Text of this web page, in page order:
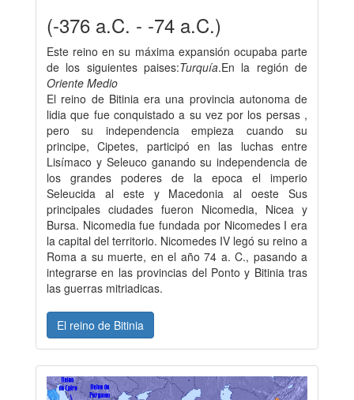
(-376 a.C. - -74 a.C.)
Este reino en su máxima expansión ocupaba parte
de los siguientes paises:Turquía.En la región de
Oriente Medio
El reino de Bitinia era una provincia autonoma de
lidia que fue conquistado a su vez por los persas ,
pero su independencia empieza cuando su
principe, Cipetes, participó en las luchas entre
Lisímaco y Seleuco ganando su independencia de
los grandes poderes de la epoca el imperio
Seleucida al este y Macedonia al oeste Sus
principales ciudades fueron Nicomedia, Nicea y
Bursa. Nicomedia fue fundada por Nicomedes I era
la capital del territorio. Nicomedes IV legó su reino a
Roma a su muerte, en el año 74 a. C., pasando a
integrarse en las provincias del Ponto y Bitinia tras
las guerras mitriadicas.
El reino de Bitinia